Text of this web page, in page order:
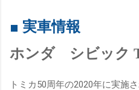
■ 実車情報
ホンダ シビック
トミカ50周年の2020年に実施